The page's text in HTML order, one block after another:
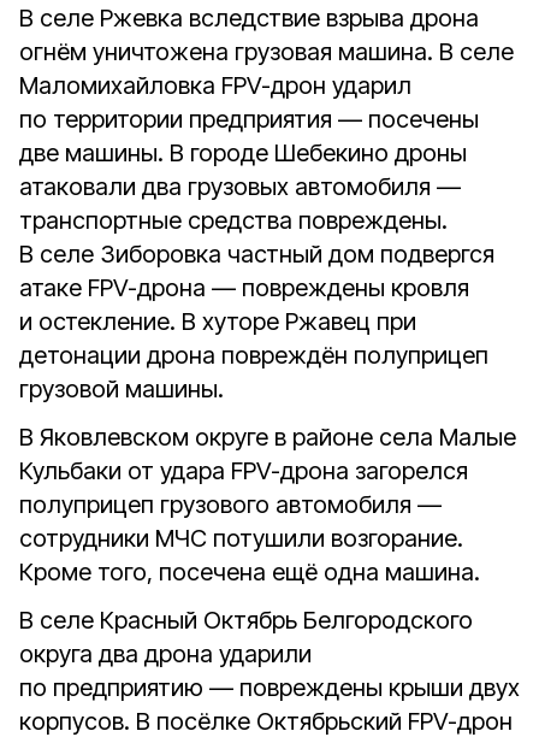
В селе Ржевка вследствие взрыва дрона
огнём уничтожена грузовая машина. В селе
Маломихайловка FPV-дрон ударил
по территории предприятия — посечены
две машины. В городе Шебекино дроны
атаковали два грузовых автомобиля —
транспортные средства повреждены.
В селе Зиборовка частный дом подвергся
атаке FPV-дрона — повреждены кровля
и остекление. В хуторе Ржавец при
детонации дрона повреждён полуприцеп
грузовой машины.
В Яковлевском округе в районе села Малые
Кульбаки от удара FPV-дрона загорелся
полуприцеп грузового автомобиля —
сотрудники МЧС потушили возгорание.
Кроме того, посечена ещё одна машина.
В селе Красный Октябрь Белгородского
округа два дрона ударили
по предприятию — повреждены крыши двух
корпусов. В посёлке Октябрьский FPV-дрон